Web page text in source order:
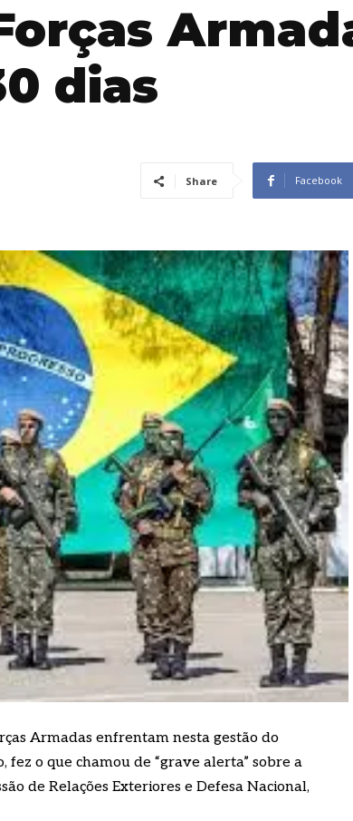
dias
Share Facebook
Armadas enfrentam nesta gestão do
fez o que chamou de “grave alerta” sobre a
de Relações Exteriores e Defesa Nacional,